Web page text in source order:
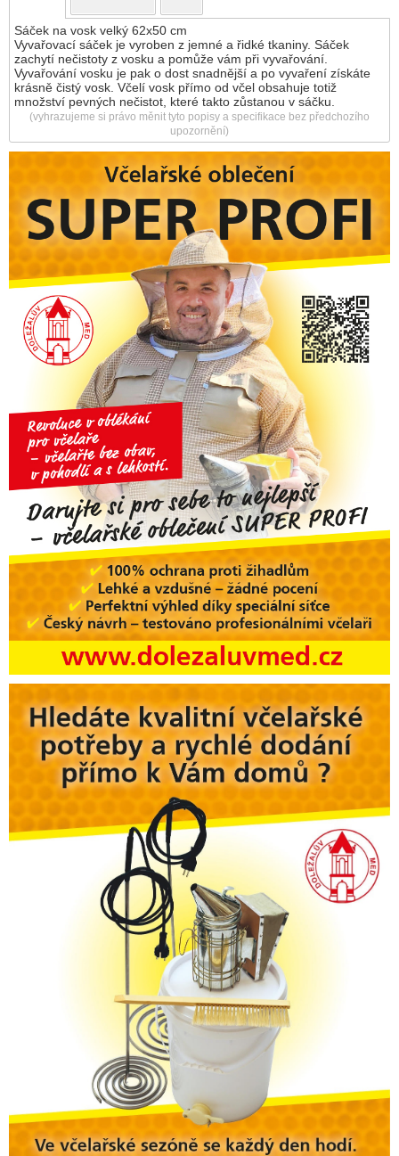
Sáček na vosk velký 62x50 cm
Vyvařovací sáček je vyroben z jemné a řidké tkaniny. Sáček
zachytí nečistoty z vosku a pomůže vám při vyvařování.
Vyvařování vosku je pak o dost snadnější a po vyvaření získáte
krásně čistý vosk. Včelí vosk přímo od včel obsahuje totiž
množství pevných nečistot, které takto zůstanou v sáčku.
(vyhrazujeme si právo měnit tyto popisy a specifikace bez předchozího
upozornění)